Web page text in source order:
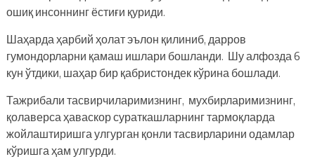
ошиқ инсоннинг ёстиғи қуриди.
Шаҳарда ҳарбий ҳолат эълон қилиниб, дарров
гумондорларни қамаш ишлари бошланди. Шу алфозда 6
кун ўтдики, шаҳар бир қабристондек кўрина бошлади.
Тажрибали тасвирчиларимизнинг, мухбирларимизнинг,
қолаверса ҳаваскор сураткашларнинг тармоқларда
жойлаштиришга улгурган қонли тасвирларини одамлар
кўришга ҳам улгурди.